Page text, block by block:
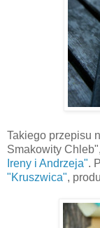
Takiego przepisu
Smakowity
Ireny i Andrzeja".
"Kruszwica",